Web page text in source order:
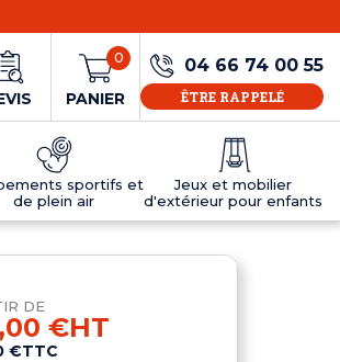
PANIER
0 04 66 74 00 55
ÊTRE RAPPELÉ
sportifs et
de plein air
de ping-pong en résine
Jeux et mobilier
d'extérieur pour enfants
D'EXTÉRIEUR POUR ENFANTS
DE
€HT
€TTC